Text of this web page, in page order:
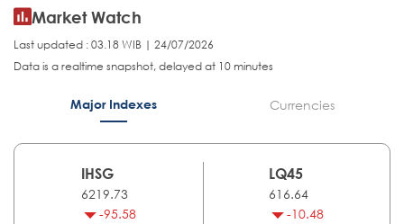
Market Watch
Last updated : 03.18 WIB | 24/07/2026
Data is a realtime snapshot, delayed at 10 minutes
Major Indexes Currencies
IHSG
6219.73
-95.58
LQ45
616.64
-10.48